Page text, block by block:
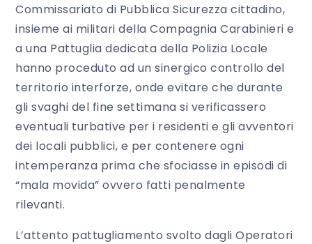
Commissariato di Pubblica Sicurezza cittadino,
insieme ai militari della Compagnia Carabinieri e
a una Pattuglia dedicata della Polizia Locale
hanno proceduto ad un sinergico controllo del
territorio interforze, onde evitare che durante
gli svaghi del fine settimana si verificassero
eventuali turbative per i residenti e gli avventori
dei locali pubblici, e per contenere ogni
intemperanza prima che sfociasse in episodi di
“mala movida” ovvero fatti penalmente
rilevanti.
L’attento pattugliamento svolto dagli Operatori